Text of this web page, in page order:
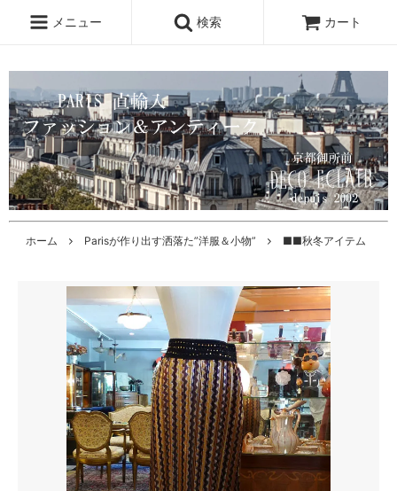
メニュー 検索 カート
ホーム Parisが作り出す洒落た”洋服＆小物” ■■秋冬アイテム